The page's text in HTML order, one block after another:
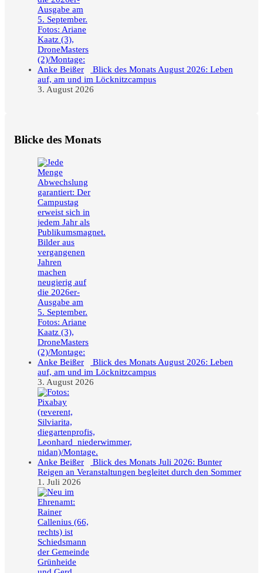
Blick des Monats August 2026: Leben
auf, am und im Löcknitzcampus
3. August 2026
Blicke des Monats
Blick des Monats August 2026: Leben
auf, am und im Löcknitzcampus
3. August 2026
Blick des Monats Juli 2026: Bunter
Reigen an Veranstaltungen begleitet durch den Sommer
1. Juli 2026